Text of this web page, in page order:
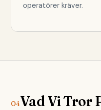
operatörer kräver.
04Vad Vi Tror